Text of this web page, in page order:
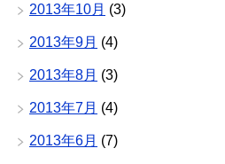
2013年10月 (3)
2013年9月 (4)
2013年8月 (3)
2013年7月 (4)
2013年6月 (7)